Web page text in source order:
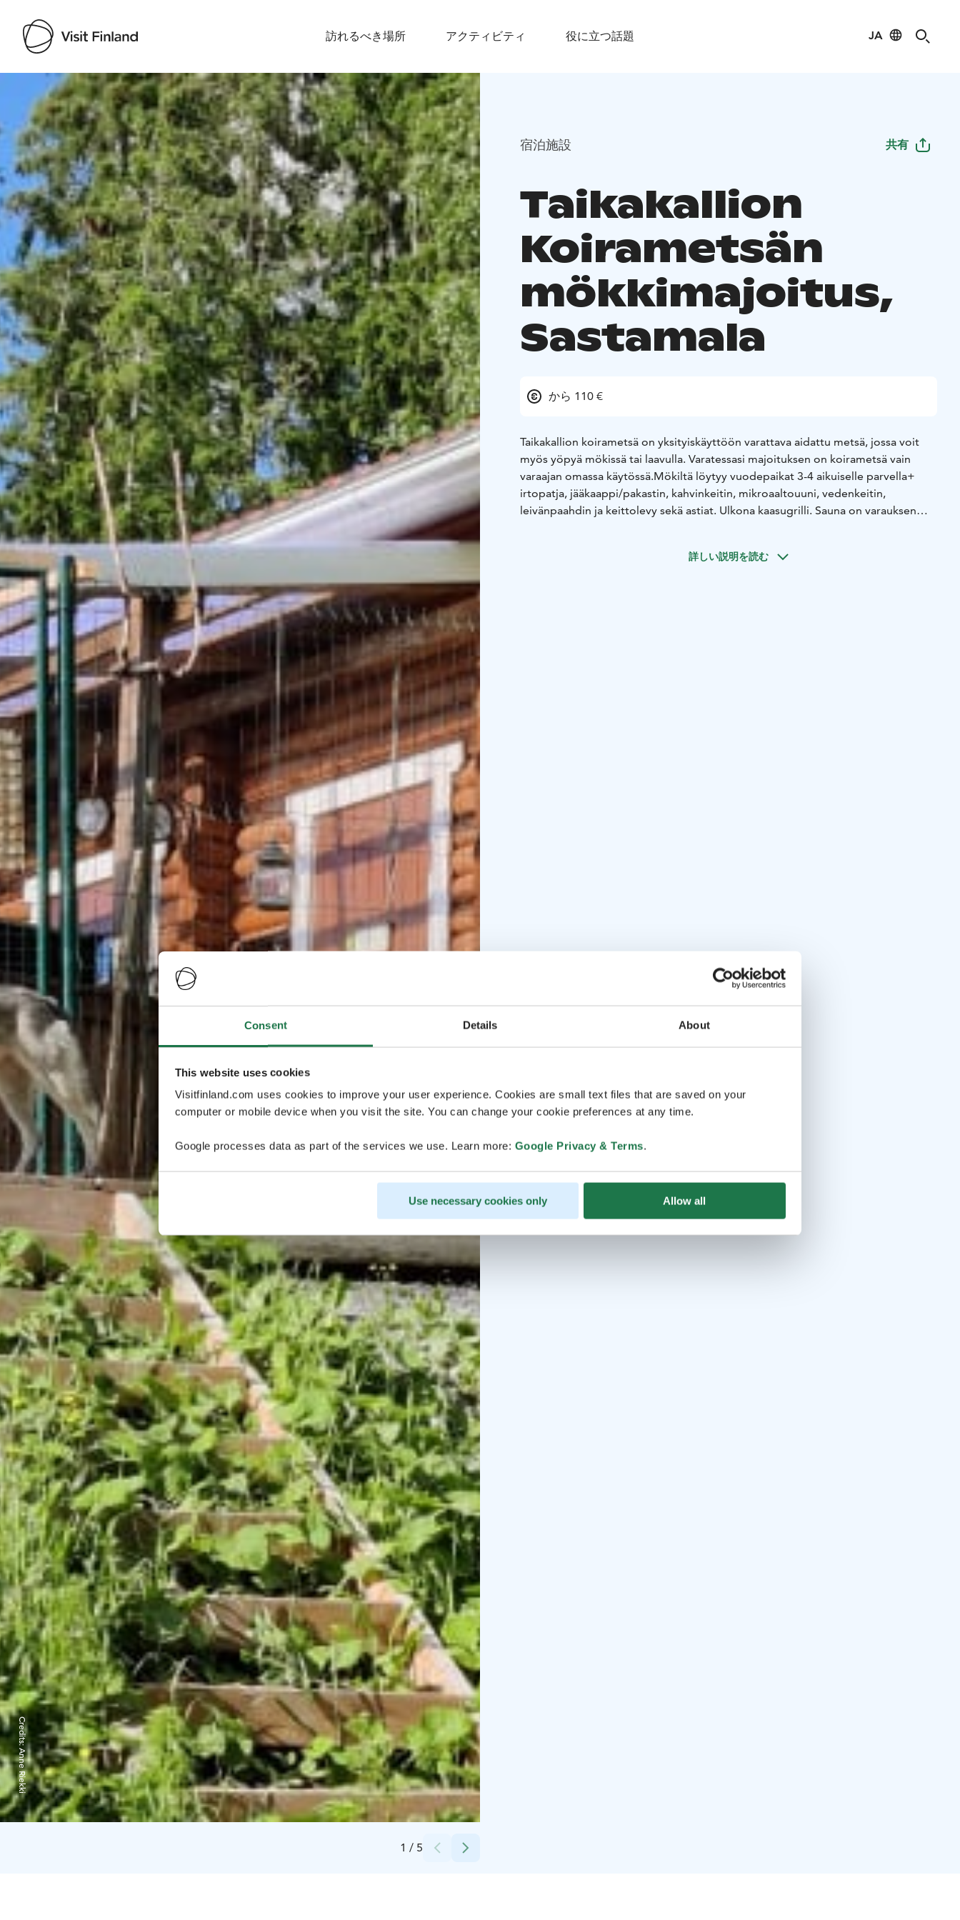
Consent Details About
This website uses cookies
Visitfinland.com uses cookies to improve your user experience. Cookies are small text files that are saved on your
computer or mobile device when you visit the site. You can change your cookie preferences at any time.
Google processes data as part of the services we use. Learn more: Google Privacy & Terms.
Use necessary cookies only Allow all
訪れるべき場所 アクティビティ 役に立つ話題 JA
Visit Finland
1 / 5
Credits:
Anne Riekki
宿泊施設 共有
Taikakallion
Koirametsän
mökkimajoitus,
Sastamala
から 110 €
Taikakallion koirametsä on yksityiskäyttöön varattava aidattu metsä, jossa voit
myös yöpyä mökissä tai laavulla. Varatessasi majoituksen on koirametsä vain
varaajan omassa käytössä.Mökiltä löytyy vuodepaikat 3-4 aikuiselle parvella+
irtopatja, jääkaappi/pakastin, kahvinkeitin, mikroaaltouuni, vedenkeitin,
leivänpaahdin ja keittolevy sekä astiat. Ulkona kaasugrilli. Sauna on varauksen
詳しい説明を読む